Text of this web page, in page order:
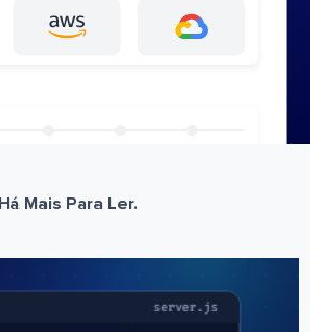
Há Mais Para Ler.